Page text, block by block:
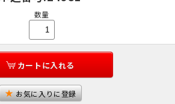
数量
カートに入れる
お気に入りに登録